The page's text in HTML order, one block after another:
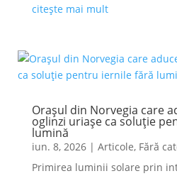
citește mai mult
Orașul din Norvegia care
oglinzi uriașe ca soluție
lumină
iun. 8, 2026| Articole, Fără
Primirea luminii solare prin